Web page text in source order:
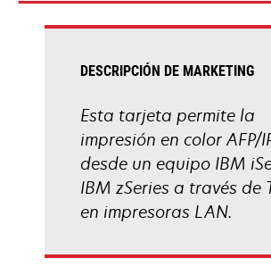
DESCRIPCIÓN DE MARKETING
Esta tarjeta permite la
impresión en color AFP/
desde un equipo IBM
IBM zSeries a través de
en impresoras LAN.